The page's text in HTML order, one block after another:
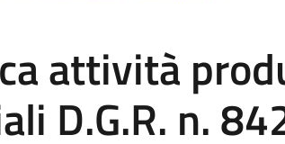
attività
D.G.R. n.